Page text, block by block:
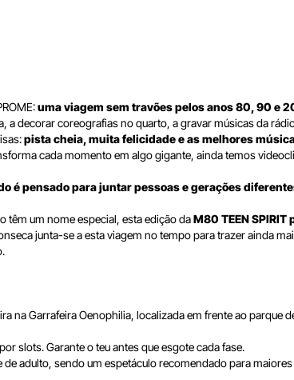
uma viagem sem travões pelos anos 80, 90 e
a decorar coreografias no quarto, a gravar músicas da
pista cheia, muita felicidade e as melhores
cada momento em algo gigante, ainda temos
é pensado para juntar pessoas e gerações
têm um nome especial, esta edição daM80 TEEN SPIRIT
junta-se a esta viagem no tempo para trazer ainda
na Garrafeira Oenophilia, localizada em frente ao parque
slots. Garante o teu antes que esgote cada fase.
adulto, sendo um espetáculo recomendado para maiores